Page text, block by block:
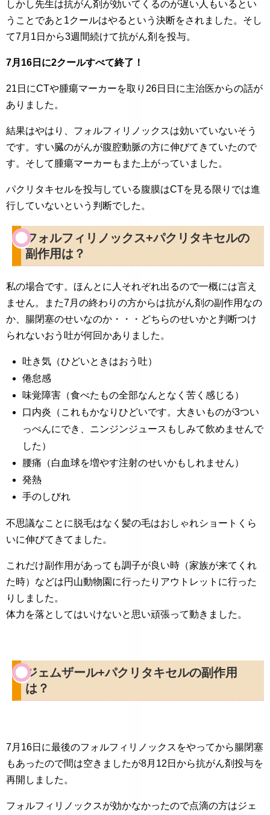
しかし先生は抗がん剤が効いてくるのが遅い人もいるとい
うことであと1クールはやるという決断をされました。そし
て7月1日から3週間続けて抗がん剤を投与。
7月16日に2クールすべて終了！
21日にCTや腫瘍マーカーを取り26日日に主治医からの話が
ありました。
結果はやはり、フォルフィリノックスは効いていないそう
です。すい臓のがんが腹腔動脈の方に伸びてきていたので
す。そして腫瘍マーカーもまた上がっていました。
パクリタキセルを投与している腹膜はCTを見る限りでは進
行していないという判断でした。
フォルフィリノックス+パクリタキセルの
副作用は？
私の場合です。ほんとに人それぞれ出るので一概には言え
ません。また7月の終わりの方からは抗がん剤の副作用なの
か、腸閉塞のせいなのか・・・どちらのせいかと判断つけ
られないおう吐が何回かありました。
吐き気（ひどいときはおう吐）
倦怠感
味覚障害（食べたもの全部なんとなく苦く感じる）
口内炎（これもかなりひどいです。大きいものが3つい
っぺんにでき、ニンジンジュースもしみて飲めませんで
した）
腰痛（白血球を増やす注射のせいかもしれません）
発熱
手のしびれ
不思議なことに脱毛はなく髪の毛はおしゃれショートくら
いに伸びてきてました。
これだけ副作用があっても調子が良い時（家族が来てくれ
た時）などは円山動物園に行ったりアウトレットに行った
りしました。
体力を落としてはいけないと思い頑張って動きました。
ジェムザール+パクリタキセルの副作用
は？
7月16日に最後のフォルフィリノックスをやってから腸閉塞
もあったので間は空きましたが8月12日から抗がん剤投与を
再開しました。
フォルフィリノックスが効かなかったので点滴の方はジェ